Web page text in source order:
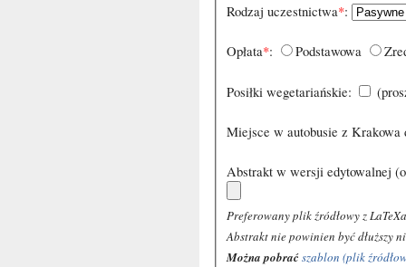
Rodzaj uczestnictwa*:
Opłata*: Podstawowa
Posiłki wegetariańskie:
Miejsce w autobusie z Krakowa
Abstrakt w wersji edytowalnej
Preferowany plik źródłowy z
Abstrakt nie powinien być dłuższy
Można pobraćszablon (plik